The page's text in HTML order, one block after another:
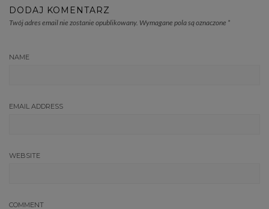
DODAJ KOMENTARZ
Twój adres email nie zostanie opublikowany. Wymagane pola są oznaczone *
NAME
EMAIL ADDRESS
WEBSITE
COMMENT